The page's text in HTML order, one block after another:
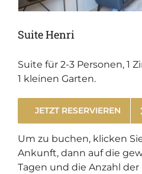
Suite Henri
Suite für 2-3 Personen, 1
1 kleinen Garten.
JETZT RESERVIEREN
.
Um zu buchen, klicken
Ankunft, dann auf die
Tagen und die Anzahl der